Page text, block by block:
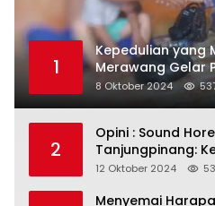
1
Kepedulian yang
Merawang Gelar
Segenggam
8 Oktober 2024
2
Opini : Sound
Tanjungpinang:
Representasi
12 Oktober 2024
Menyemai